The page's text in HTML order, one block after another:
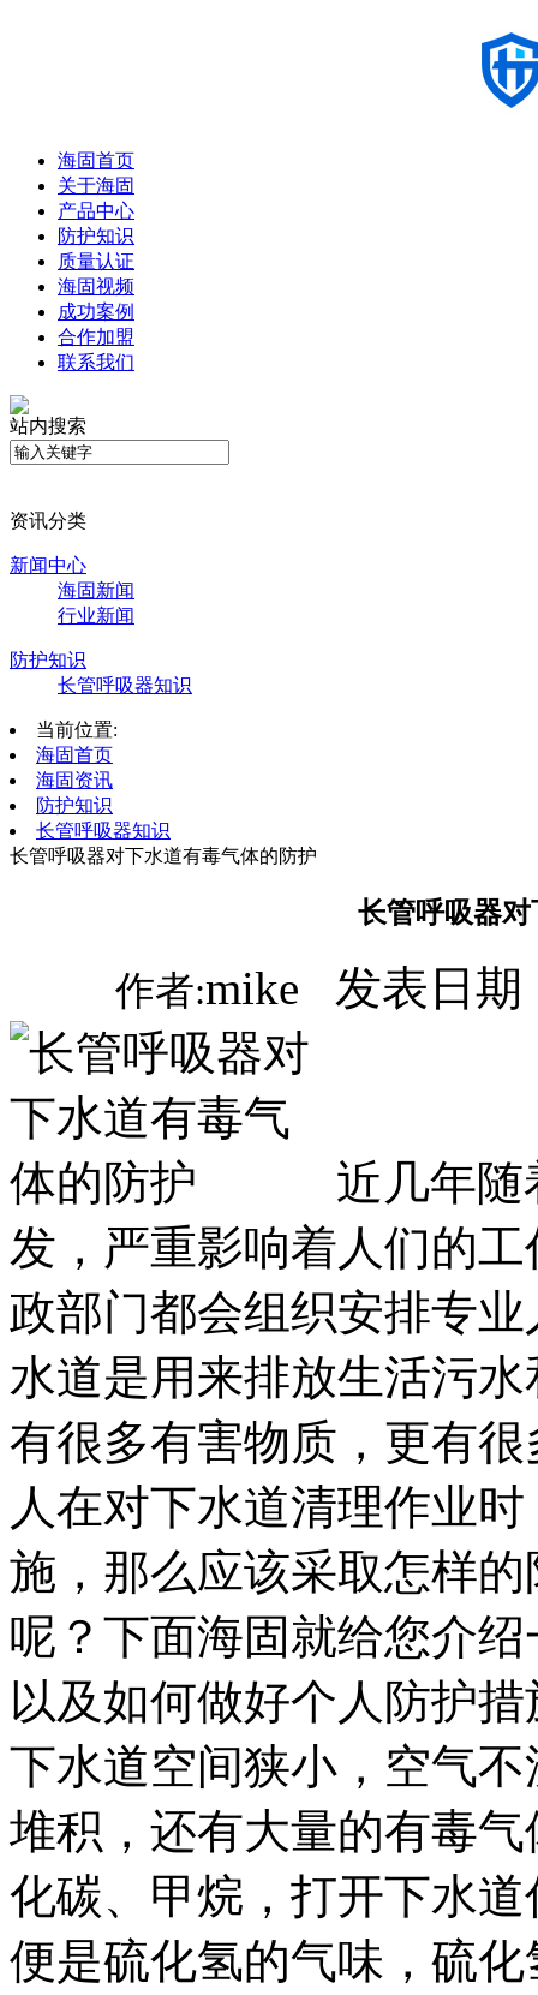
海固首页
关于海固
产品中心
防护知识
质量认证
海固视频
成功案例
合作加盟
联系我们
站内搜索
资讯分类
新闻中心
海固新闻
行业新闻
防护知识
长管呼吸器知识
当前位置:
海固首页
海固资讯
防护知识
长管呼吸器知识
长管呼吸器对下水道有毒气体的防护
长管呼吸器
作者:mike 发表日
近几年
发，严重影响着人们的
政部门都会组织安排专
水道是用来排放生活污
有很多有害物质，更有
人在对下水道清理作业
施，那么应该采取怎样
呢？下面海固就给您介
以及如何做好个人防护措
下水道空间狭小，空气
堆积，还有大量的有毒
化碳、甲烷，打开下水
便是硫化氢的气味，硫